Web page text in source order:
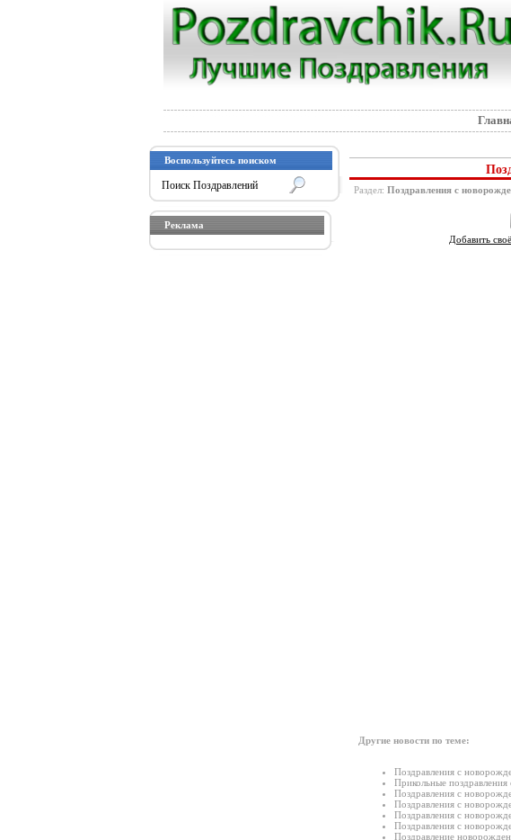
Воспользуйтесь поиском
Реклама
Раздел: Поздравления с
Добавить
Другие новости по теме:
Поздравления с
Прикольные
Поздравления с
Поздравления с
Поздравления с
Поздравления с
Поздравление